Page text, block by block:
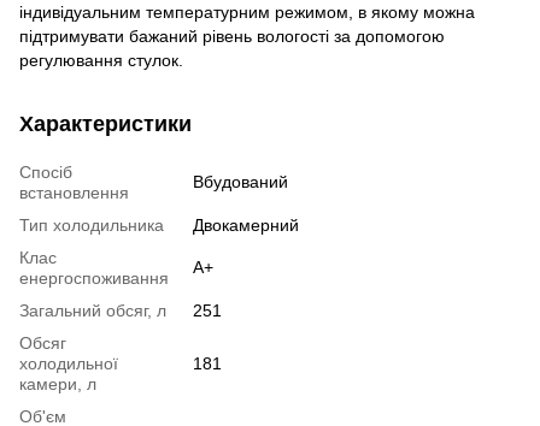
індивідуальним температурним режимом, в якому можна
підтримувати бажаний рівень вологості за допомогою
регулювання стулок.
Характеристики
Спосіб
встановлення
Вбудований
Тип холодильника
Двокамерний
Клас
енергоспоживання
А+
Загальний обсяг, л
251
Обсяг
холодильної
камери, л
181
Об'єм